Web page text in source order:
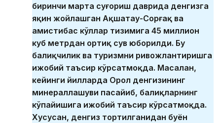
биринчи марта суғориш даврида денгизга
яқин жойлашган Ақшатау-Сорғақ ва
Қамистибас кўллар тизимига 45 миллион
куб метрдан ортиқ сув юборилди. Бу
балиқчилик ва туризмни ривожлантиришга
ижобий таъсир кўрсатмоқда. Масалан,
кейинги йилларда Орол денгизининг
минераллашуви пасайиб, балиқларнинг
кўпайишига ижобий таъсир кўрсатмоқда.
Хусусан, денгиз тортилганидан буён